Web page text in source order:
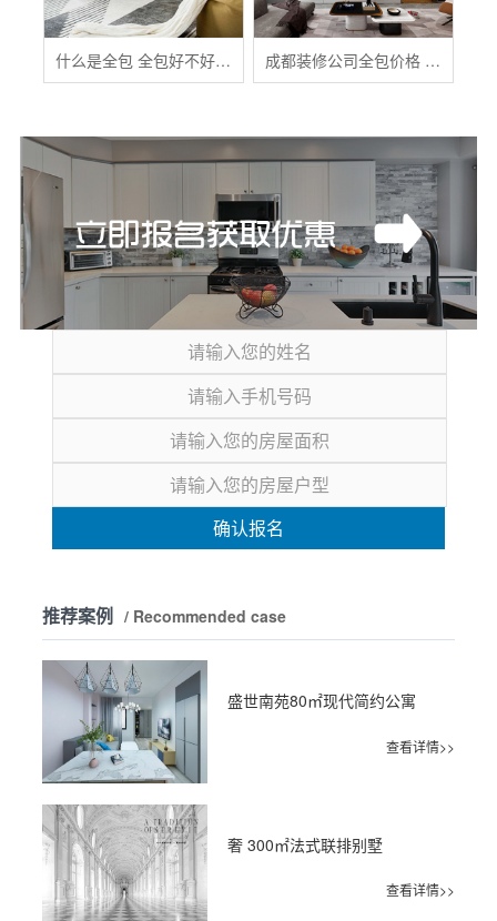
什么是全包 全包好不好 全包装修注意事项有哪些 成都装修公司全包价格 成都全包装修多少钱一平
确认报名
推荐案例 / Recommended case
盛世南苑80㎡现代简约公寓
查看详情>>
奢 300㎡法式联排别墅
查看详情>>